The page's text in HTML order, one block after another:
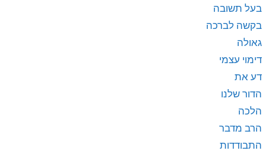
בעל תשובה
בקשה לברכה
גאולה
דימוי עצמי
דע את
הדור שלנו
הלכה
הרב מדבר
התבודדות